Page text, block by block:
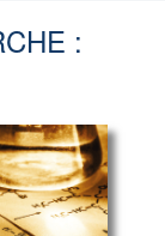
: